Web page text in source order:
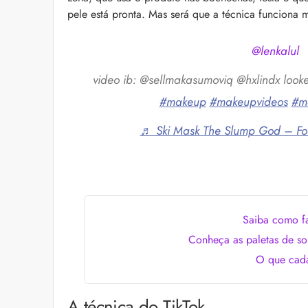
pele está pronta. Mas será que a técnica funciona
@lenkalul
video ib: @sellmakasumoviq @hxlindx
#makeup #makeupvideos
♬ Ski Mask The Slump God –
Saiba como
Conheça as paletas de
O que
as recomendações
Klein se unem para
para o lançamento
icônica linha